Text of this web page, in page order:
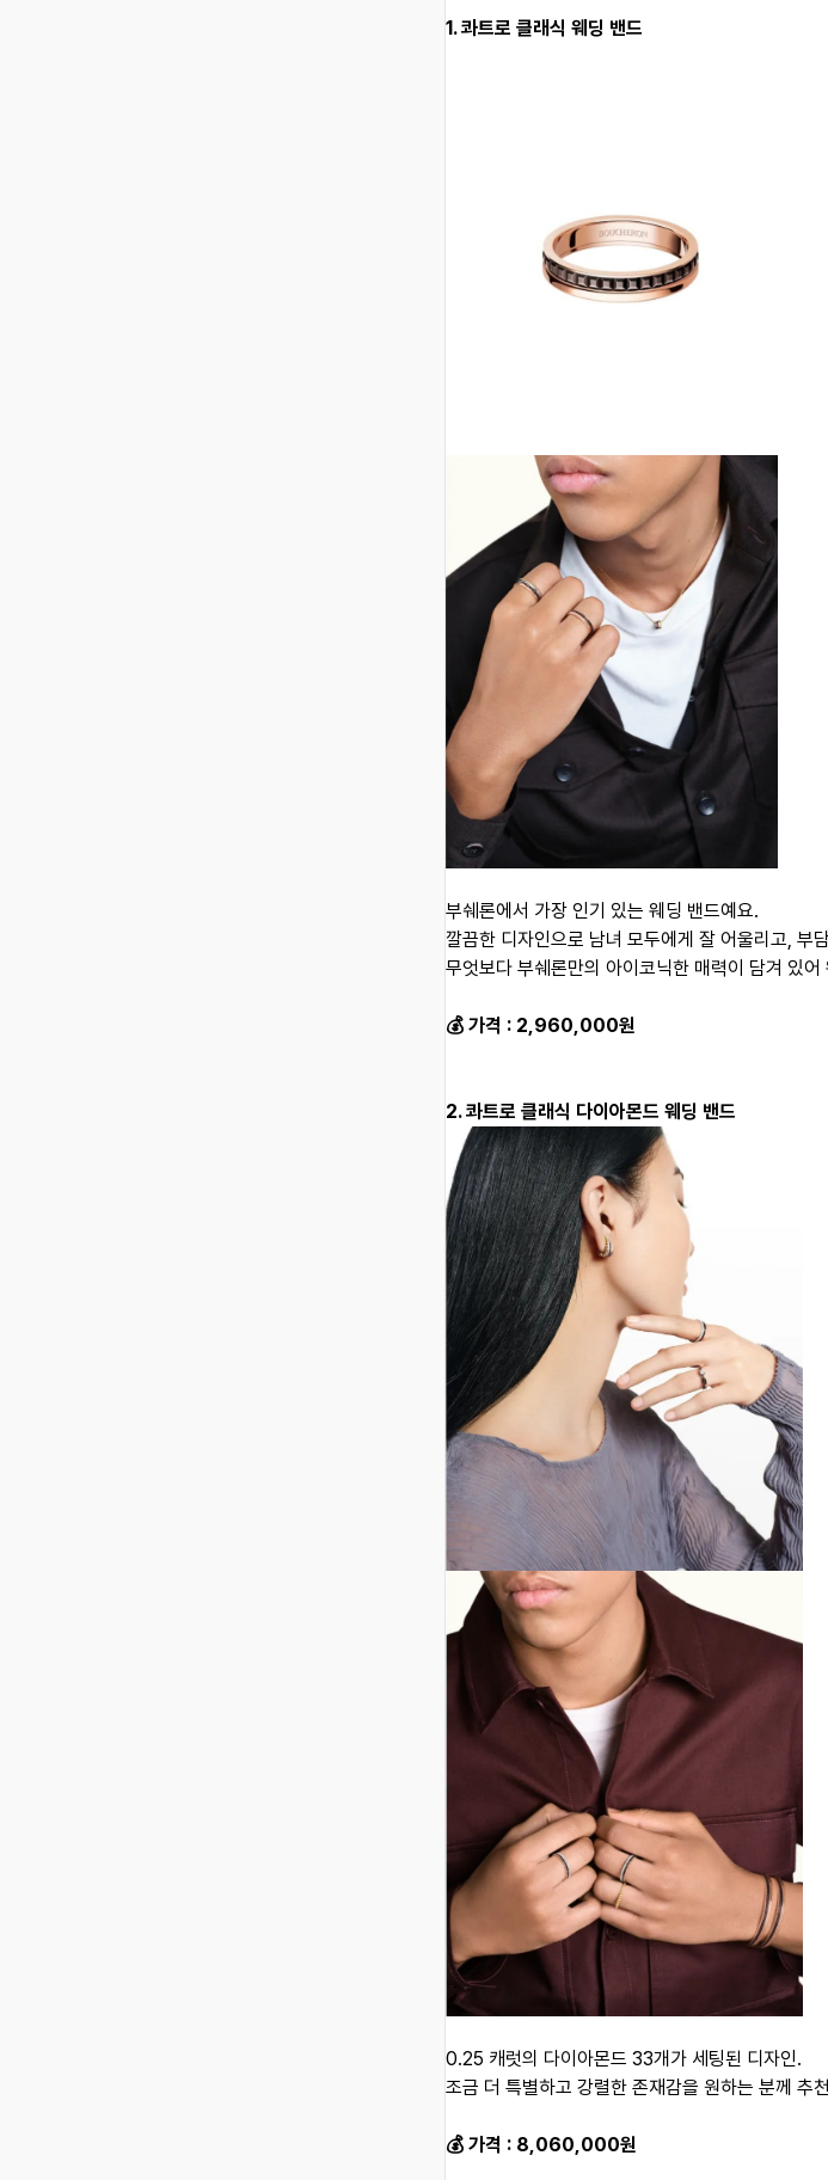
1. 콰트로 클래식 웨딩 밴드
부쉐론에서 가장 인기 있는 웨딩 밴드예요.
깔끔한 디자인으로 남녀 모두에게 잘 어울리고, 부
무엇보다 부쉐론만의 아이코닉한 매력이 담겨 있어
💰 가격 : 2,960,000원
2. 콰트로 클래식 다이아몬드 웨딩 밴드
0.25 캐럿의 다이아몬드 33개가 세팅된 디자인.
조금 더 특별하고 강렬한 존재감을 원하는 분께 추
💰 가격 : 8,060,000원